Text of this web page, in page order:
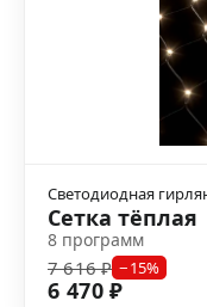
Светодиодная
Сетка тёплая
8 программ
7 616 ₽ −15%
6 470 ₽